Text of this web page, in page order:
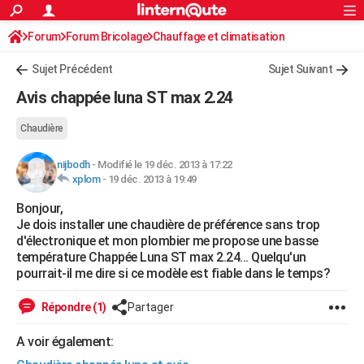
ACTUALITÉS
Politique
Société
Faits Divers
Education
Monde
Villes
+
AUTO
Essais
Réserver un essai
Citadines
Berlines
SUV
Forum auto
+HIGH-TECH
Mobiles
Meilleur smartphone
Internet
Ordinateurs
Jeux vidéo
Guide high-tech
+BRICOLAGE
Forum
Aménagement intérieur
Extérieur
Cuisine
Salle de bains
Jardinage
Rangement
WEEK-END
Guides de France
Escapades
Patrimoine
Expositions
Musées
Week-end nature
+LIFESTYLE
Art de vivre
Bien-être
Loisirs
Mode
Modes de vie
SANTE
Alimentation
Guide de la santé
Maladies
Médicaments
Sommeil
Rechercher
S'inscrire
Connexion
Forum Forum Bricolage Chauffage et climatisation
Sujet Précédent Sujet Suivant
Avis chappée luna ST max 2.24
Chaudière
nijbodh- Modifié le 19 déc. 2013 à 17:22
xplom- 19 déc. 2013 à 19:49
Bonjour,
Je dois installer une chaudière de préférence sans trop
d'électronique et mon plombier me propose une basse
température Chappée Luna ST max 2.24... Quelqu'un
pourrait-il me dire si ce modèle est fiable dans le temps?
Répondre (1) Partager
A voir également: